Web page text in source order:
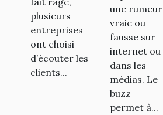
plusieurs
entreprises
ont choisi
d’écouter les
clients...
une rumeur
vraie ou
fausse sur
internet ou
dans les
médias. Le
buzz
permet à...